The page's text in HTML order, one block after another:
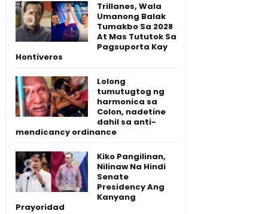
Trillanes, Wala
Umanong Balak
Tumakbo Sa 2028
At Mas Tututok Sa
Pagsuporta Kay
Hontiveros
Lolong
tumutugtog ng
harmonica sa
Colon, nadetine
dahil sa anti-
mendicancy ordinance
Kiko Pangilinan,
Nilinaw Na Hindi
Senate
Presidency Ang
Kanyang
Prayoridad